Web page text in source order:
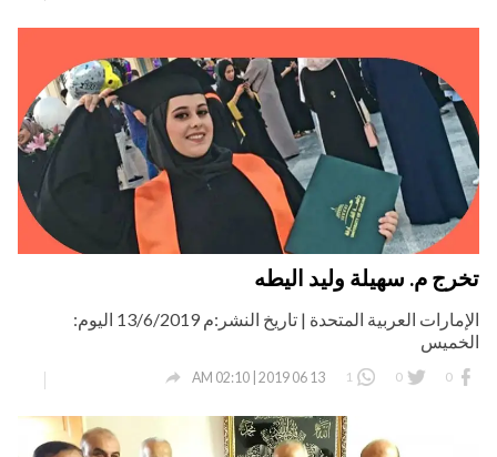
تخرج م. سهيلة وليد اليطه
الإمارات العربية المتحدة | تاريخ النشر:م 13/6/2019 اليوم:
الخميس
0
0
1
13 06 2019 | 02:10 AM
